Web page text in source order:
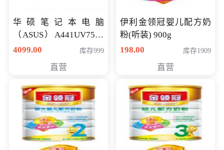
华硕笔记本电脑
（ASUS）A441UV7500
顽石（7代i7-7500U 4G
4099.00 库存999
直营
伊利金领冠婴儿配方奶
粉(听装) 900g
198.00
库存1909
直营